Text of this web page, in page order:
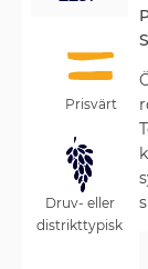
Prisvärt
Druv- eller
distrikttypisk